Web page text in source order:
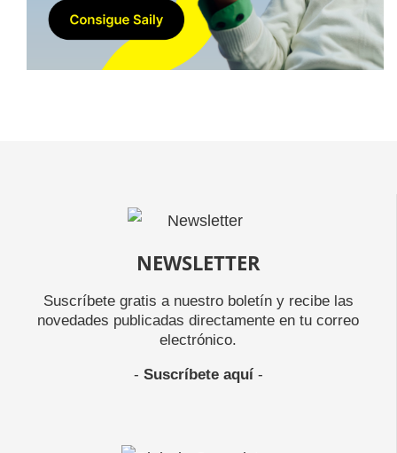
NEWSLETTER
Suscríbete gratis a nuestro boletín y recibe las
novedades publicadas directamente en tu correo
electrónico.
- Suscríbete aquí-